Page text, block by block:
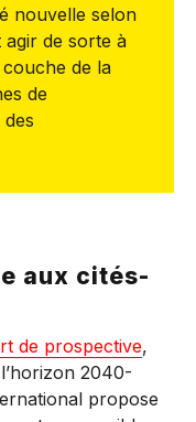
nouvelle selon
de sorte à
de la
de
des
aux cités-
de prospective,
2040-
propose